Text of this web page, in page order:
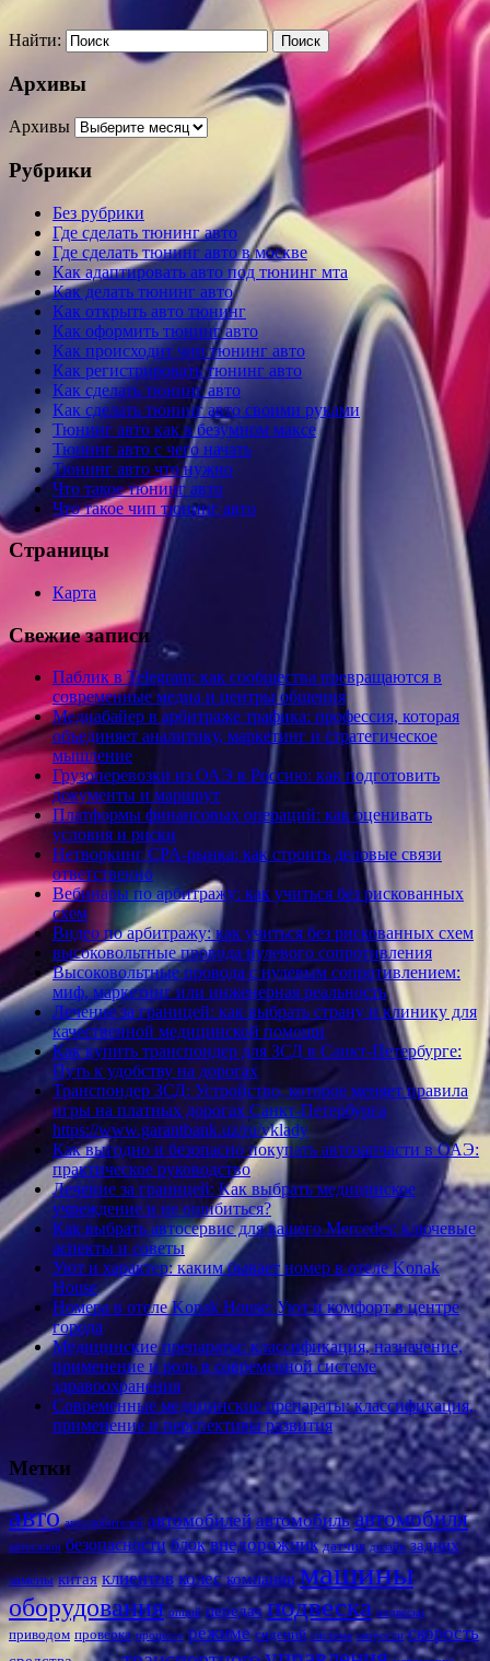
Найти:
Архивы
Архивы
Рубрики
Без рубрики
Где сделать тюнинг авто
Где сделать тюнинг авто в москве
Как адаптировать авто под тюнинг мта
Как делать тюнинг авто
Как открыть авто тюнинг
Как оформить тюнинг авто
Как происходит чип тюнинг авто
Как регистрировать тюнинг авто
Как сделать тюнинг авто
Как сделать тюнинг авто своими руками
Тюнинг авто как в безумном максе
Тюнинг авто с чего начать
Тюнинг авто что нужно
Что такое тюнинг авто
Что такое чип тюнинг авто
Страницы
Карта
Свежие записи
Паблик в Telegram: как сообщества превращаются в
современные медиа и центры общения
Медиабайер в арбитраже трафика: профессия, которая
объединяет аналитику, маркетинг и стратегическое
мышление
Грузоперевозки из ОАЭ в Россию: как подготовить
документы и маршрут
Платформы финансовых операций: как оценивать
условия и риски
Нетворкинг CPA-рынка: как строить деловые связи
ответственно
Вебинары по арбитражу: как учиться без рискованных
схем
Видео по арбитражу: как учиться без рискованных схем
высоковольтные провода нулевого сопротивления
Высоковольтные провода с нулевым сопротивлением:
миф, маркетинг или инженерная реальность
Лечение за границей: как выбрать страну и клинику для
качественной медицинской помощи
Как купить транспондер для ЗСД в Санкт-Петербурге:
Путь к удобству на дорогах
Транспондер ЗСД: Устройство, которое меняет правила
игры на платных дорогах Санкт-Петербурга
https://www.garantbank.uz/ru/vklady
Как выгодно и безопасно покупать автозапчасти в ОАЭ:
практическое руководство
Лечение за границей: Как выбрать медицинское
учреждение и не ошибиться?
Как выбрать автосервис для вашего Mercedes: ключевые
аспекты и советы
Уют и характер: каким бывает номер в отеле Konak
House
Номера в отеле Konak House: Уют и комфорт в центре
города
Медицинские препараты: классификация, назначение,
применение и роль в современной системе
здравоохранения
Современные медицинские препараты: классификация,
применение и перспективы развития
Метки
авто автолюбителей автомобилей автомобиль автомобиля
автосалон безопасности блок внедорожник датчик дизайн задних
замены китая клиентов колес компании машины
оборудования опций передач подвеска подвески
приводом проверка процессе режиме сидений система скорости скорость